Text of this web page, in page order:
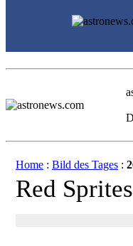
Home : Bild des Tages :
Red Sprites